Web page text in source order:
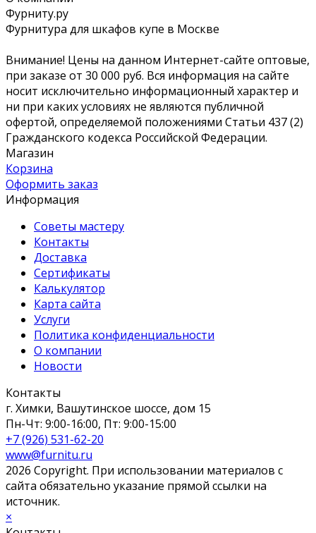
Фурниту.ру
Фурнитура для шкафов купе в Москве
Внимание! Цены на данном Интернет-сайте оптовые,
при заказе от 30 000 руб. Вся информация на сайте
носит исключительно информационный характер и
ни при каких условиях не являются публичной
офертой, определяемой положениями Статьи 437 (2)
Гражданского кодекса Российской Федерации.
Магазин
Корзина
Оформить заказ
Информация
Советы мастеру
Контакты
Доставка
Сертификаты
Калькулятор
Карта сайта
Услуги
Политика конфиденциальности
О компании
Новости
Контакты
г. Химки, Вашутинское шоссе, дом 15
Пн-Чт: 9:00-16:00, Пт: 9:00-15:00
+7 (926) 531-62-20
www@furnitu.ru
2026 Copyright. При использовании материалов с
сайта обязательно указание прямой ссылки на
источник.
×